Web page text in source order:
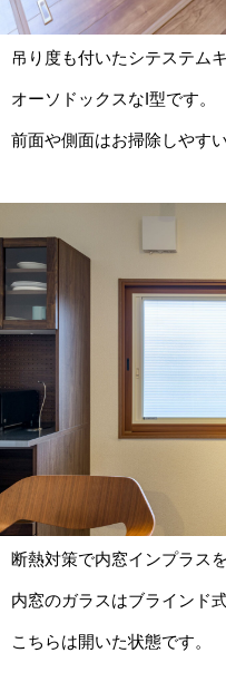
吊り度も付いたシテステム
オーソドックスなI型です。
前面や側面はお掃除しやす
断熱対策で内窓インプラス
内窓のガラスはブラインド
こちらは開いた状態です。